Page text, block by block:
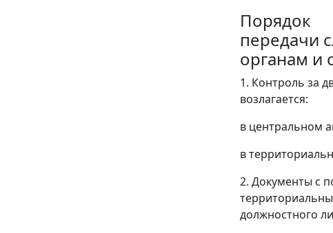
Порядок
передачи
органам и
1. Контроль за
возлагается:
в центральном
в
2. Документы с
должностного